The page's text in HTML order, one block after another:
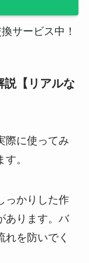
サービス中！
【リアルな
際に使ってみ
。
っかりした作
あります。バ
れを防いでく